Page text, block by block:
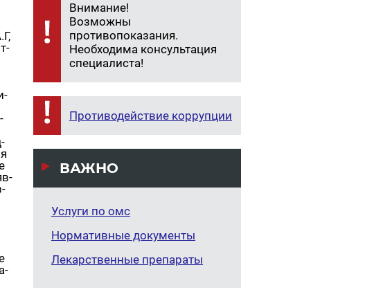
Внимание!
Возможны
противопоказания.
Необходима консультация
специалиста!
Противодействие коррупции
ВАЖНО
Услуги по омс
Нормативные документы
Лекарственные препараты